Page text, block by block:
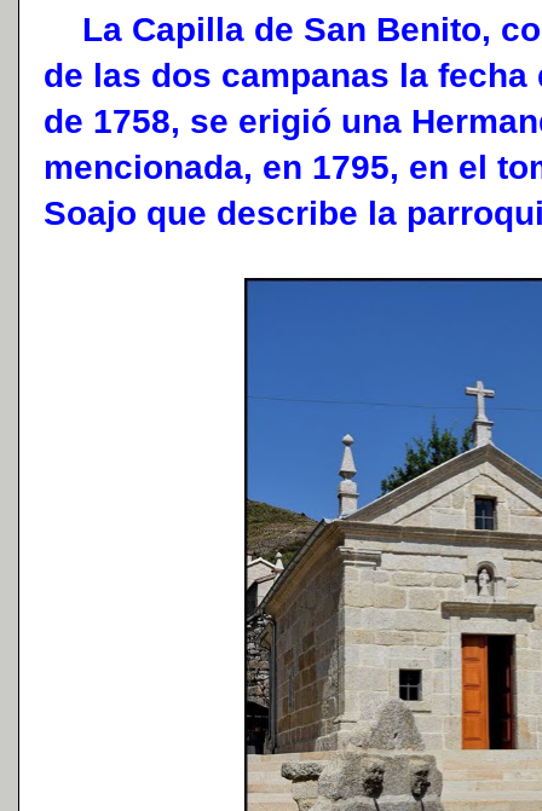
La Capilla de San Benito,
de las dos campanas la fecha
de 1758, se erigió una
mencionada, en 1795, en el
Soajo que describe la